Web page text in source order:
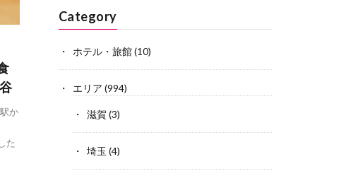
か
た
Category
ホテル・旅館(10)
エリア (994)
滋賀 (3)
埼玉 (4)